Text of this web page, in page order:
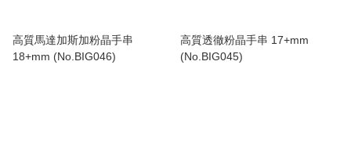
高質馬達加斯加粉晶手串
18+mm (No.BIG046)
高質透徹粉晶手串 17+mm
(No.BIG045)